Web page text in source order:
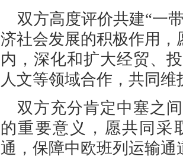
双方高度评价共建“一
济社会发展的积极作用，
内，深化和扩大经贸、
人文等领域合作，共同
双方充分肯定中塞之
的重要意义，愿共同采
通，保障中欧班列运输